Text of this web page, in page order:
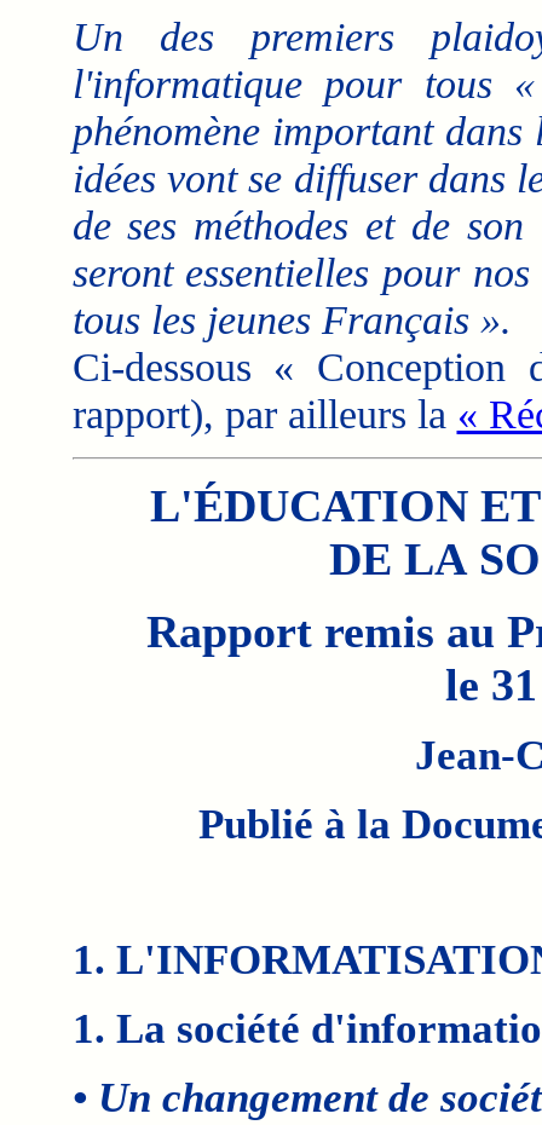
Un des premiers
l'informatique pour tous
phénomène important
idées vont se diffuser dans
de ses méthodes et de
seront essentielles pour
tous les jeunes Français ».
Ci-dessous «
rapport), par ailleurs la «
L'ÉDUCATION
DE LA
Rapport remis au
le
Jean-
Publié à la
1.
1. La société
• Un changement de